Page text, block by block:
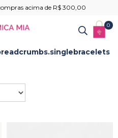
acima de R$ 300,00
0